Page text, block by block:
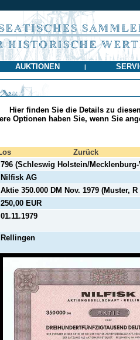
AUKTIONEN |
Hier finden Sie die Details zu
Optionen haben Sie, wenn Sie
Zurück
796 (Schleswig Holstein/
Nilfisk AG
Aktie 350.000 DM Nov. 1979 (Muster, R
250,00 EUR
01.11.1979
Rellingen